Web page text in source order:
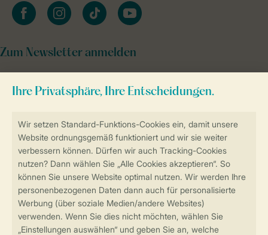
Sicher und schnell zur Online-Buchung
Sichere Datenübertragung
Sicheres Bezahlen
facebookinstagramtiktok youtube
Zum Newsletter anmelden